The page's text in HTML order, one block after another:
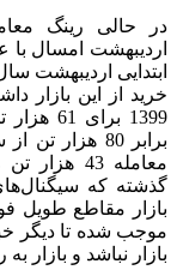
در حالی رینگ
اردیبهشت امسال با
1399
برابر 80
معامله
گذشته که
بازار مقاطع طویل
موجب شده تا دیگر
بازار نباشد و